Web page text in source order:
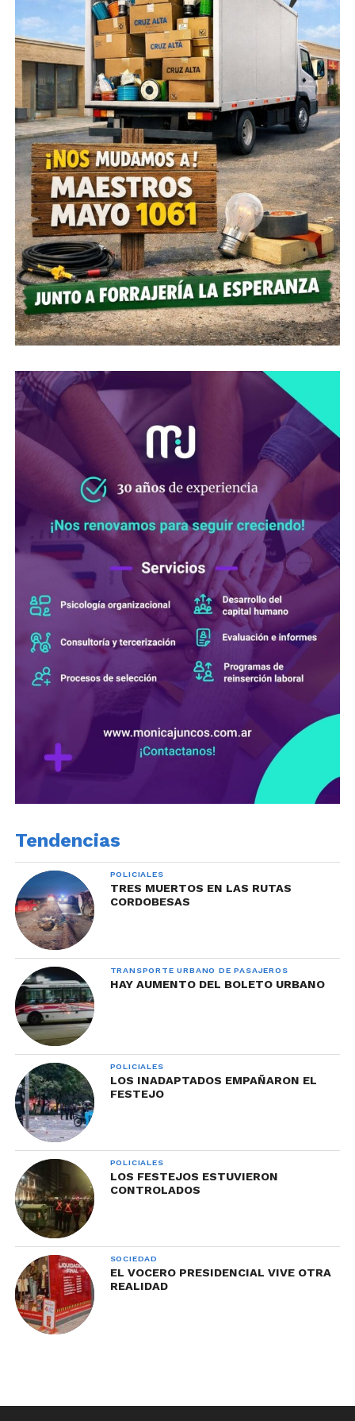
Tendencias
POLICIALES
TRES MUERTOS EN LAS RUTAS
CORDOBESAS
TRANSPORTE URBANO DE PASAJEROS
HAY AUMENTO DEL BOLETO URBANO
POLICIALES
LOS INADAPTADOS EMPAÑARON EL
FESTEJO
POLICIALES
LOS FESTEJOS ESTUVIERON
CONTROLADOS
SOCIEDAD
EL VOCERO PRESIDENCIAL VIVE OTRA
REALIDAD